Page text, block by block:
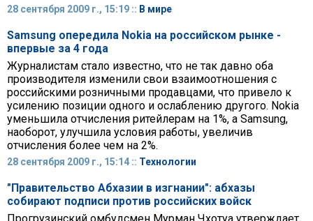
28 сентября 2009 г., 15:19 :: В мире
Samsung опередила Nokia на российском рынке -
впервые за 4 года
Журналистам стало известно, что не так давно оба
производителя изменили свои взаимоотношения с
российскими розничными продавцами, что привело к
усилению позиции одного и ослаблению другого. Nokia
умень­шила отчисления ритейлерам на 1%, а Samsung,
наоборот, улучшила условия работы, увеличив
отчисления более чем на 2%.
28 сентября 2009 г., 15:14 :: Технологии
"Правительство Абхазии в изгнании": абхазы
собирают подписи против российских войск